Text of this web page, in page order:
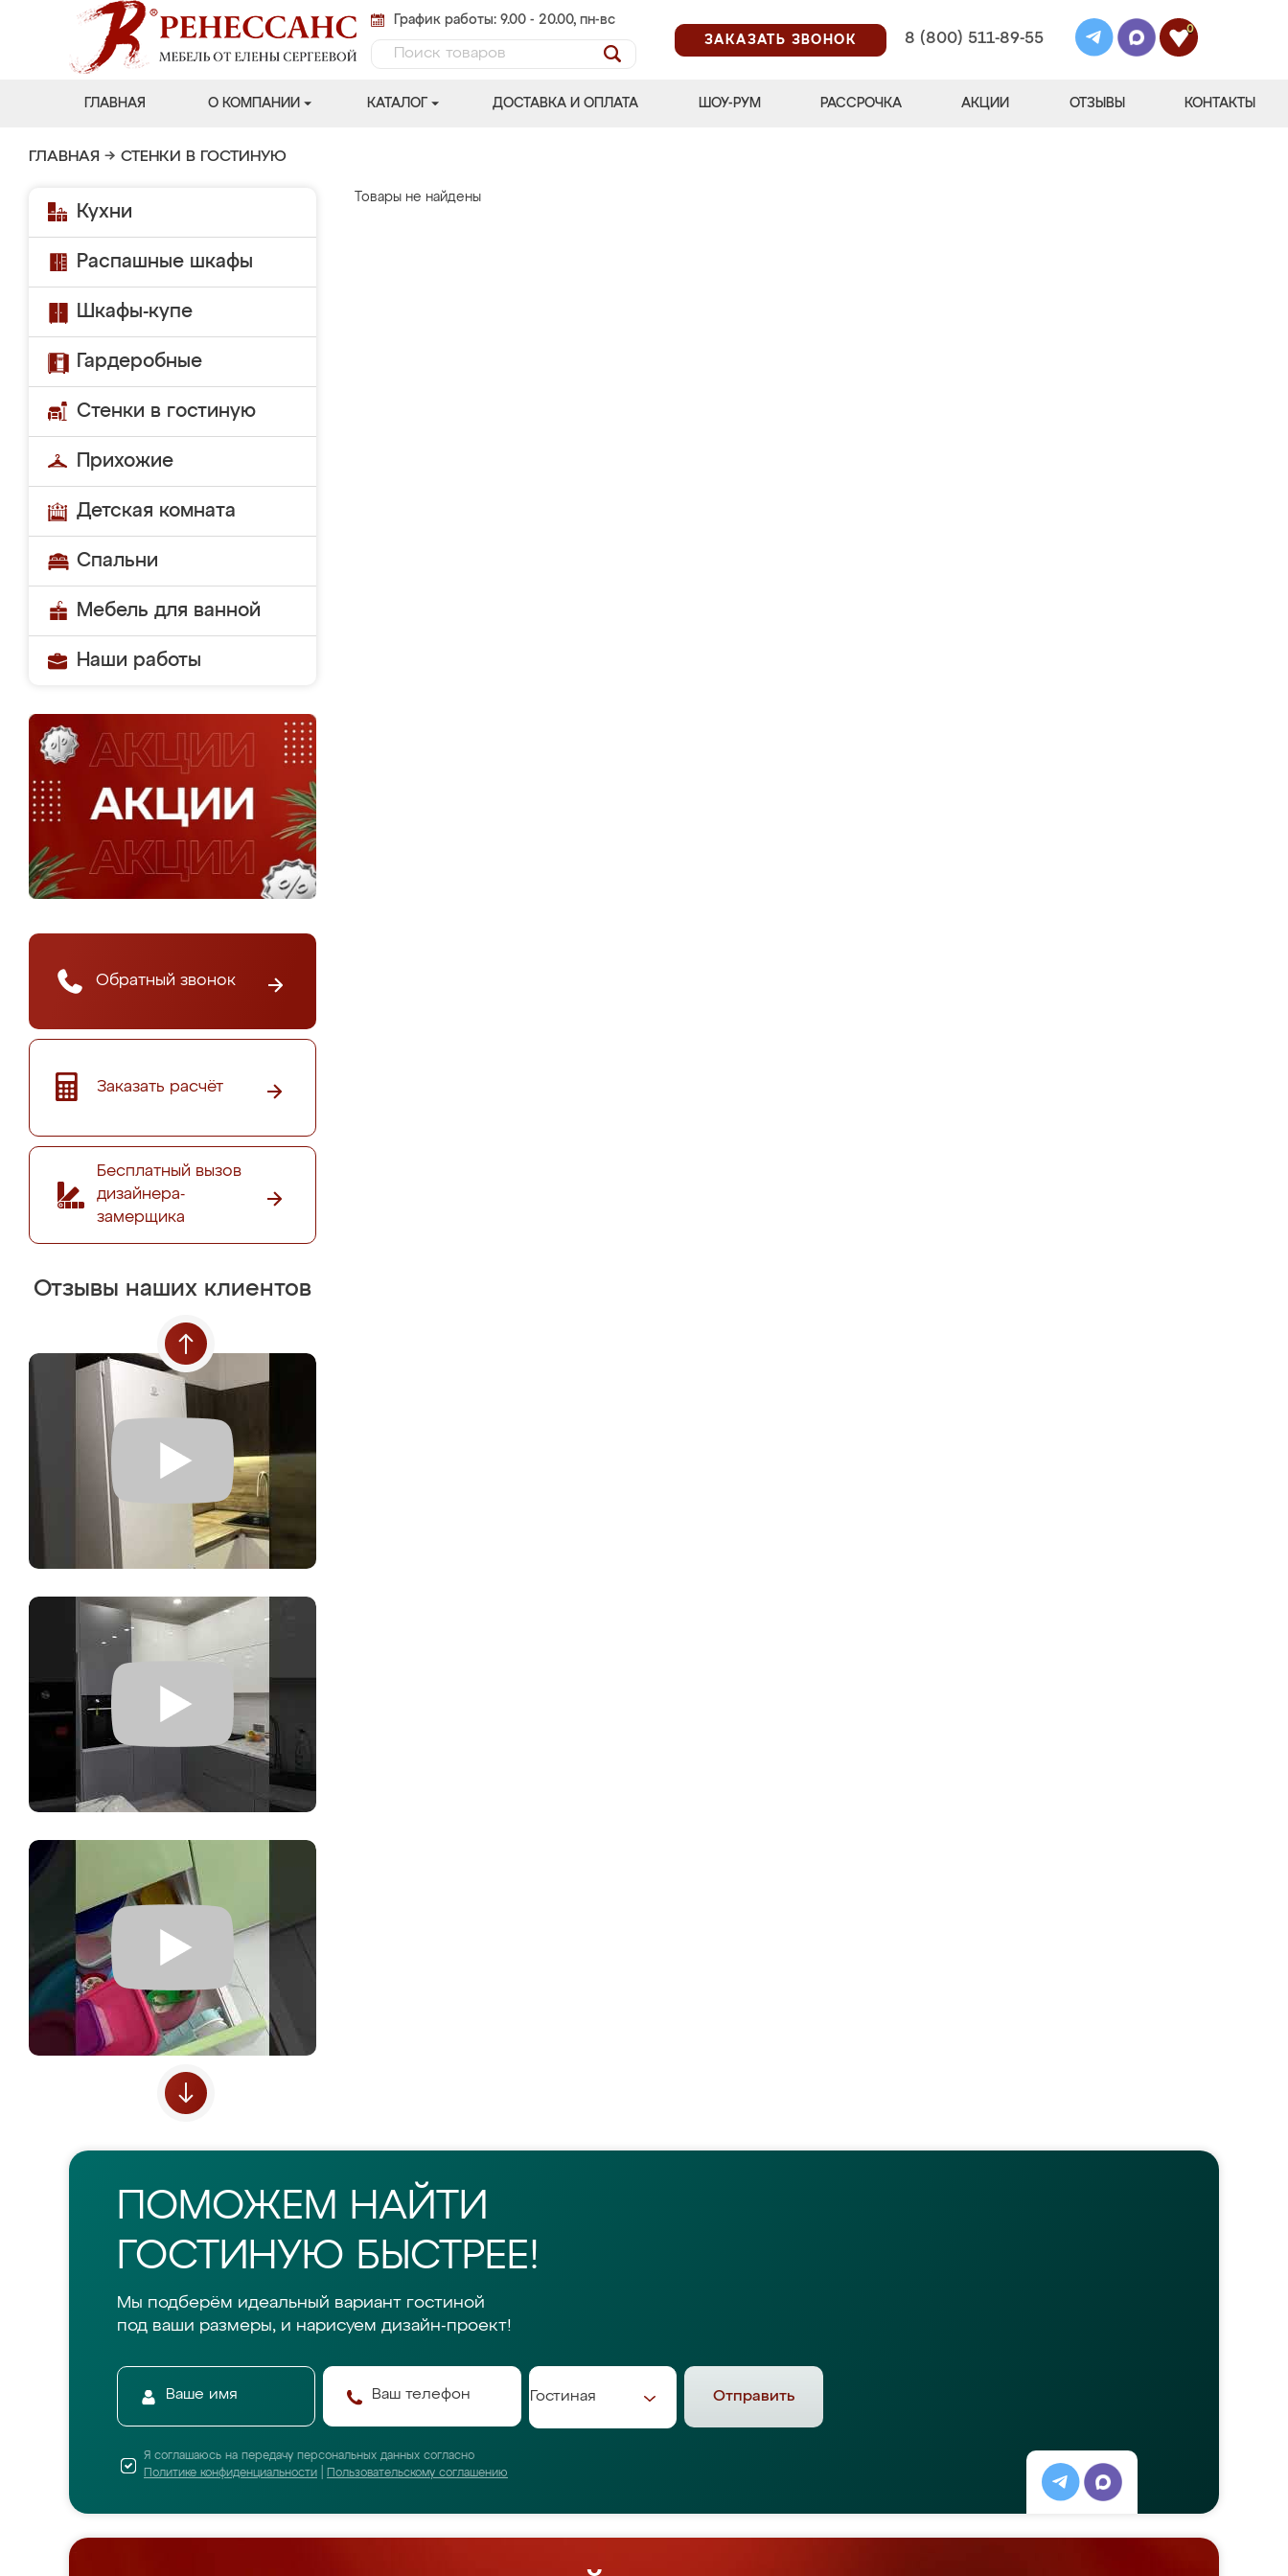
График работы: 9.00 - 20.00, пн-вс
ЗАКАЗАТЬ ЗВОНОК
8 (800) 511-89-55
0
ГЛАВНАЯ О КОМПАНИИ КАТАЛОГ ДОСТАВКА И ОПЛАТА ШОУ-РУМ РАССРОЧКА АКЦИИ ОТЗЫВЫ КОНТАКТЫ
ГЛАВНАЯ → СТЕНКИ В ГОСТИНУЮ
Кухни
Распашные шкафы
Шкафы-купе
Гардеробные
Стенки в гостиную
Прихожие
Детская комната
Спальни
Мебель для ванной
Наши работы
Обратный звонок
Заказать расчёт
Бесплатный вызов
дизайнера-
замерщика
Отзывы наших клиентов
Товары не найдены
ПОМОЖЕМ НАЙТИ
ГОСТИНУЮ БЫСТРЕЕ!
Мы подберём идеальный вариант гостиной
под ваши размеры, и нарисуем дизайн-проект!
Отправить
Я соглашаюсь на передачу персональных данных согласно
Политике конфиденциальности
Пользовательскому соглашению